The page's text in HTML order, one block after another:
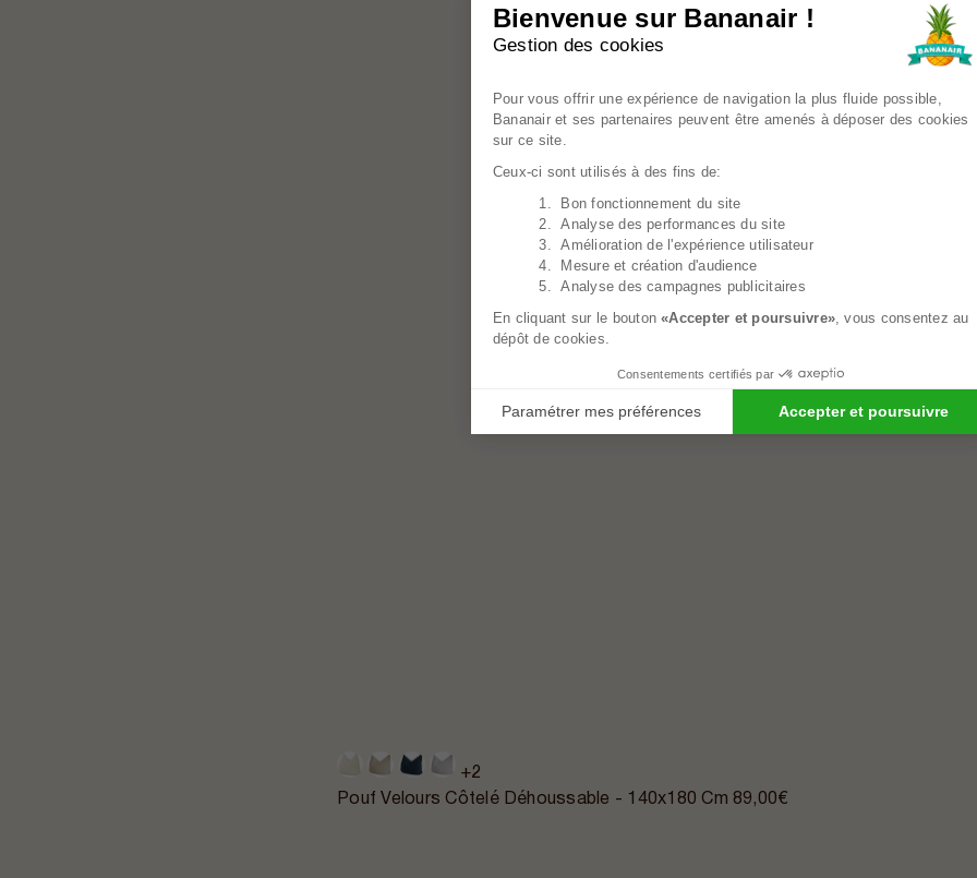
+2
Pouf Velours Côtelé Déhoussable - 140x180 Cm 89,00€
Bienvenue sur Bananair !
Gestion des cookies
Plateforme de Gestion du
Pour vous offrir une expérience de navigation la plus fluide possible,
Bananair et ses partenaires peuvent être amenés à déposer des cookies
sur ce site.
Ceux-ci sont utilisés à des fins de:
1. Bon fonctionnement du site
2. Analyse des performances du site
3. Amélioration de l'expérience utilisateur
4. Mesure et création d'audience
5. Analyse des campagnes publicitaires
En cliquant sur le bouton«Accepter et poursuivre» , vous consentez au
dépôt de cookies.
Consentements certifiés par
Paramétrer mes préférences Accepter et poursuivre
Axeptio consent